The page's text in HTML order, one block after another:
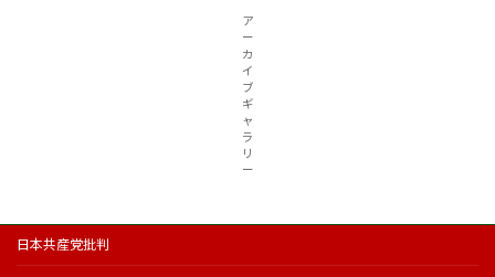
ア
ー
カ
イ
ブ
ギ
ャ
ラ
リ
ー
日本共産党批判